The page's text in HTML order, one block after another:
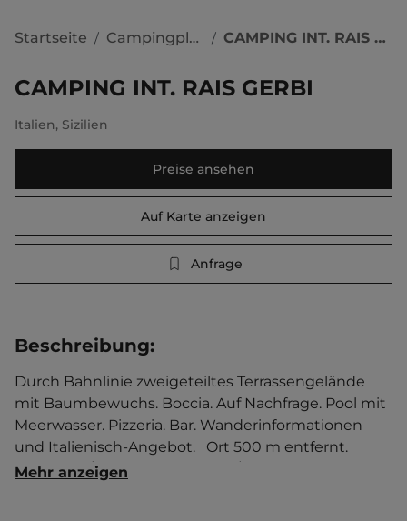
Startseite / Campingplätze / CAMPING INT. RAIS GERBI
CAMPING INT. RAIS GERBI
Italien, Sizilien
Preise ansehen
Auf Karte anzeigen
Anfrage
Beschreibung:
Durch Bahnlinie zweigeteiltes Terrassengelände
mit Baumbewuchs. Boccia. Auf Nachfrage. Pool mit
Meerwasser. Pizzeria. Bar. Wanderinformationen
und Italienisch-Angebot.   Ort 500 m entfernt.
Touristen-/Dauerstellplätze 191/25.
Mehr anzeigen